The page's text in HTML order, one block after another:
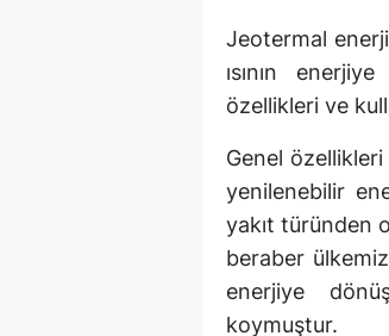
Jeotermal
ısının
özellikleri ve
Genel
yenilenebilir
yakıt türünden
beraber
enerjiye
koymuştur.